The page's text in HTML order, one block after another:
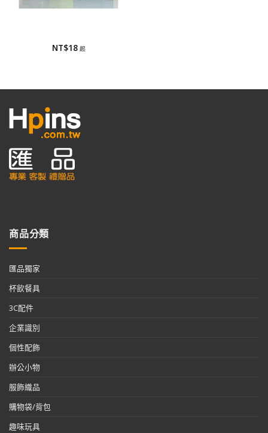
NT$18
商品分類
匯品獨家
杯飲餐具
3C配件
企業識別
個性配飾
辦公小物
服飾織品
購物袋/背包
趣味玩具